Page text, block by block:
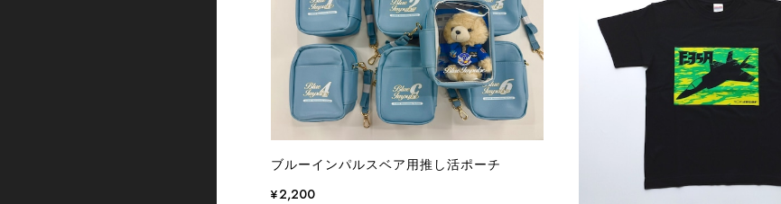
ブルーインパルスベア用推し活ポーチ
¥2,200